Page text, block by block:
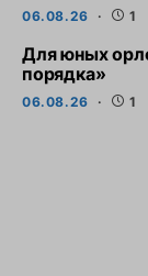
06.08.26 1
Для юных
порядка»
06.08.26 1